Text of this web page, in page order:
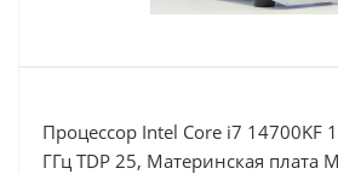
Процессор Intel Core i7 14700KF
ГГц TDP 25, Материнская плата